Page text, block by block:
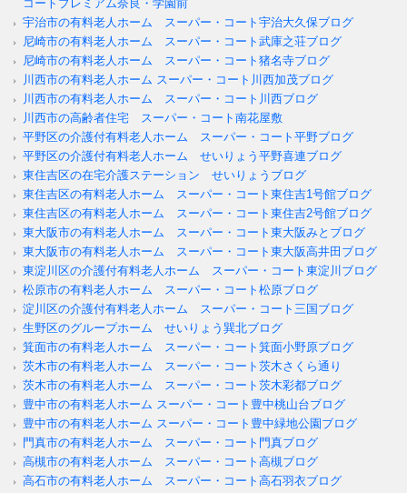
コートプレミアム奈良・学園前
宇治市の有料老人ホーム スーパー・コート宇治大久保ブログ
尼崎市の有料老人ホーム スーパー・コート武庫之荘ブログ
尼崎市の有料老人ホーム スーパー・コート猪名寺ブログ
川西市の有料老人ホーム スーパー・コート川西加茂ブログ
川西市の有料老人ホーム スーパー・コート川西ブログ
川西市の高齢者住宅 スーパー・コート南花屋敷
平野区の介護付有料老人ホーム スーパー・コート平野ブログ
平野区の介護付有料老人ホーム せいりょう平野喜連ブログ
東住吉区の在宅介護ステーション せいりょうブログ
東住吉区の有料老人ホーム スーパー・コート東住吉1号館ブログ
東住吉区の有料老人ホーム スーパー・コート東住吉2号館ブログ
東大阪市の有料老人ホーム スーパー・コート東大阪みとブログ
東大阪市の有料老人ホーム スーパー・コート東大阪高井田ブログ
東淀川区の介護付有料老人ホーム スーパー・コート東淀川ブログ
松原市の有料老人ホーム スーパー・コート松原ブログ
淀川区の介護付有料老人ホーム スーパー・コート三国ブログ
生野区のグループホーム せいりょう巽北ブログ
箕面市の有料老人ホーム スーパー・コート箕面小野原ブログ
茨木市の有料老人ホーム スーパー・コート茨木さくら通り
茨木市の有料老人ホーム スーパー・コート茨木彩都ブログ
豊中市の有料老人ホーム スーパー・コート豊中桃山台ブログ
豊中市の有料老人ホーム スーパー・コート豊中緑地公園ブログ
門真市の有料老人ホーム スーパー・コート門真ブログ
高槻市の有料老人ホーム スーパー・コート高槻ブログ
高石市の有料老人ホーム スーパー・コート高石羽衣ブログ